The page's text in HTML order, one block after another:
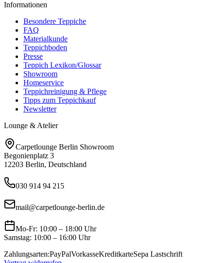
Informationen
Besondere Teppiche
FAQ
Materialkunde
Teppichboden
Presse
Teppich Lexikon/Glossar
Showroom
Homeservice
Teppichreinigung & Pflege
Tipps zum Teppichkauf
Newsletter
Lounge & Atelier
Carpetlounge Berlin Showroom
Begonienplatz 3
12203 Berlin, Deutschland
030 914 94 215
mail@carpetlounge-berlin.de
Mo-Fr: 10:00 – 18:00 Uhr
Samstag: 10:00 – 16:00 Uhr
Zahlungsarten:PayPalVorkasseKreditkarteSepa Lastschrift